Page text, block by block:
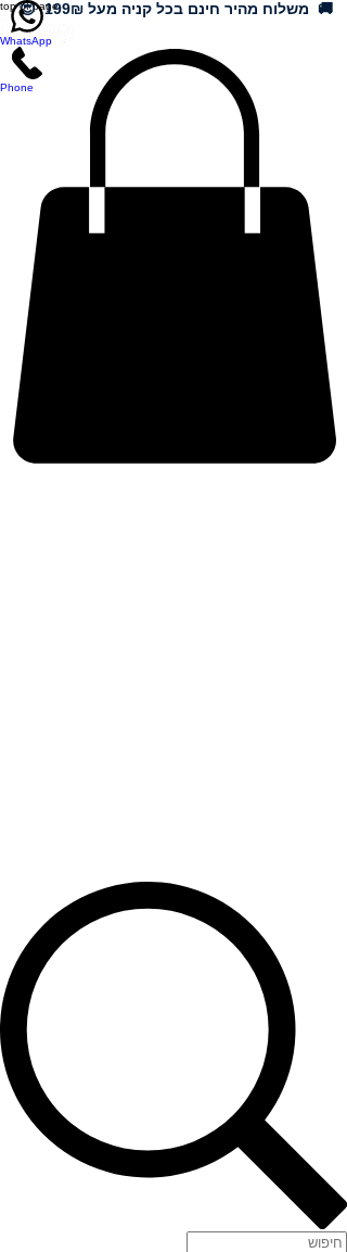
top of page 🚚 משלוח מהיר חינם בכל קניה מעל 199₪ 😍
WhatsApp
Phone